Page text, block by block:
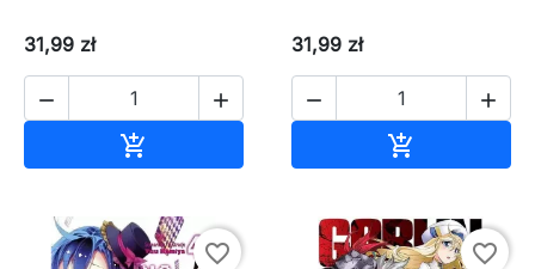
31,99 zł
 

31,99 zł
 

favorite_border favorite_border